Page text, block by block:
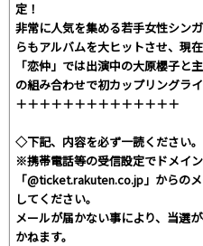
定！
非常に人気を集める若手女性シン
らもアルバムを大ヒットさせ、現
「恋仲」では出演中の大原櫻子と
の組み合わせで初カップリングラ
＋＋＋＋＋＋＋＋＋＋＋＋＋＋
◇下記、内容を必ず一読ください。
※携帯電話等の受信設定でドメイ
「@ticket.rakuten.co.jp」からの
してください。
メールが届かない事により、当選
かねます。